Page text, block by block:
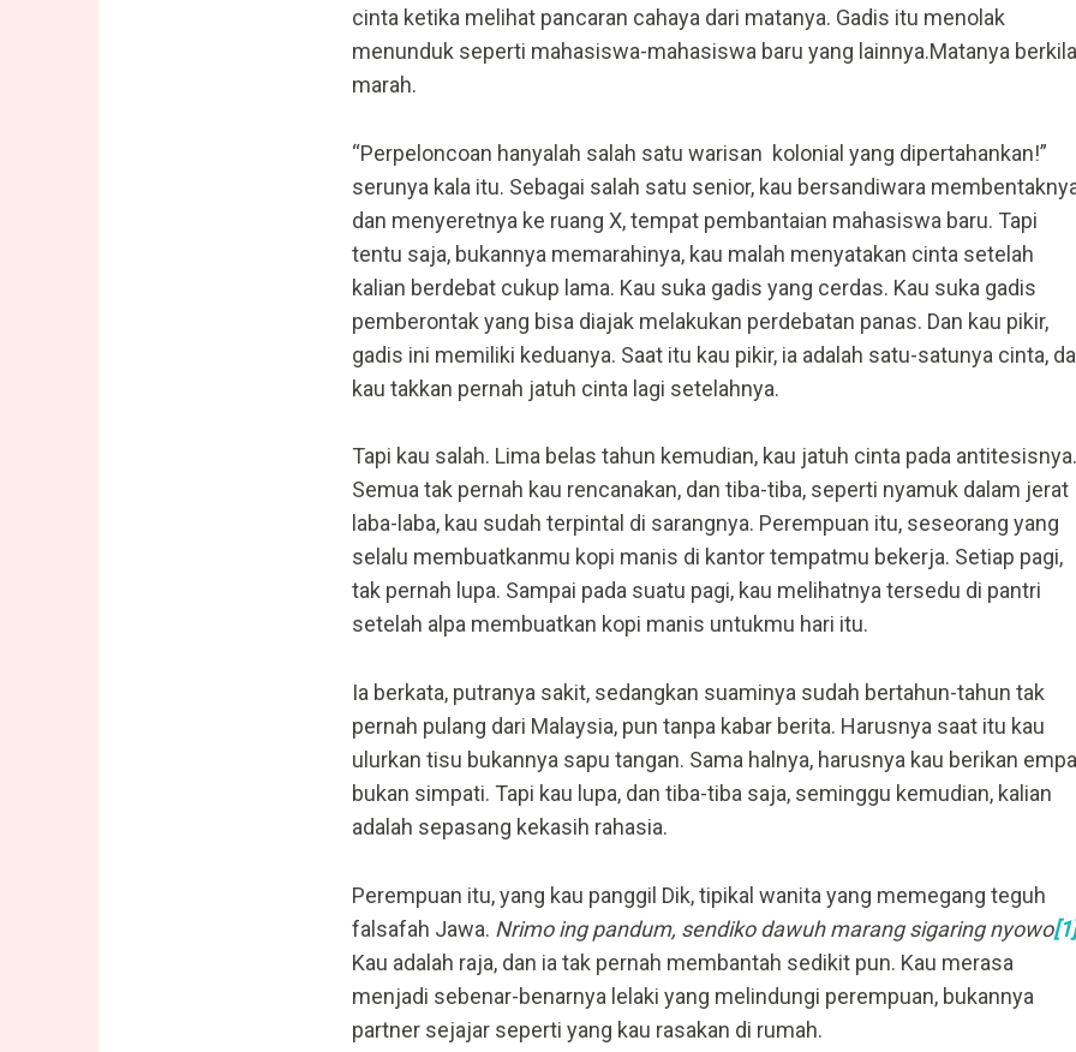
cinta ketika melihat pancaran cahaya dari matanya. Gadis itu menolak
menunduk seperti mahasiswa-mahasiswa baru yang lainnya.Matanya
marah.
“Perpeloncoan hanyalah salah satu warisan kolonial yang dipertahankan!”
serunya kala itu. Sebagai salah satu senior, kau bersandiwara
dan menyeretnya ke ruang X, tempat pembantaian mahasiswa baru. Tapi
tentu saja, bukannya memarahinya, kau malah menyatakan cinta setelah
kalian berdebat cukup lama. Kau suka gadis yang cerdas. Kau suka gadis
pemberontak yang bisa diajak melakukan perdebatan panas. Dan kau pikir,
gadis ini memiliki keduanya. Saat itu kau pikir, ia adalah satu-satunya cinta,
kau takkan pernah jatuh cinta lagi setelahnya.
Tapi kau salah. Lima belas tahun kemudian, kau jatuh cinta pada antitesisnya.
Semua tak pernah kau rencanakan, dan tiba-tiba, seperti nyamuk dalam jerat
laba-laba, kau sudah terpintal di sarangnya. Perempuan itu, seseorang yang
selalu membuatkanmu kopi manis di kantor tempatmu bekerja. Setiap pagi,
tak pernah lupa. Sampai pada suatu pagi, kau melihatnya tersedu di pantri
setelah alpa membuatkan kopi manis untukmu hari itu.
Ia berkata, putranya sakit, sedangkan suaminya sudah bertahun-tahun tak
pernah pulang dari Malaysia, pun tanpa kabar berita. Harusnya saat itu kau
ulurkan tisu bukannya sapu tangan. Sama halnya, harusnya kau berikan
bukan simpati. Tapi kau lupa, dan tiba-tiba saja, seminggu kemudian, kalian
adalah sepasang kekasih rahasia.
Perempuan itu, yang kau panggil Dik, tipikal wanita yang memegang teguh
falsafah Jawa. Nrimo ing pandum, sendiko dawuh marang sigaring nyowo[1]
Kau adalah raja, dan ia tak pernah membantah sedikit pun. Kau merasa
menjadi sebenar-benarnya lelaki yang melindungi perempuan, bukannya
partner sejajar seperti yang kau rasakan di rumah.